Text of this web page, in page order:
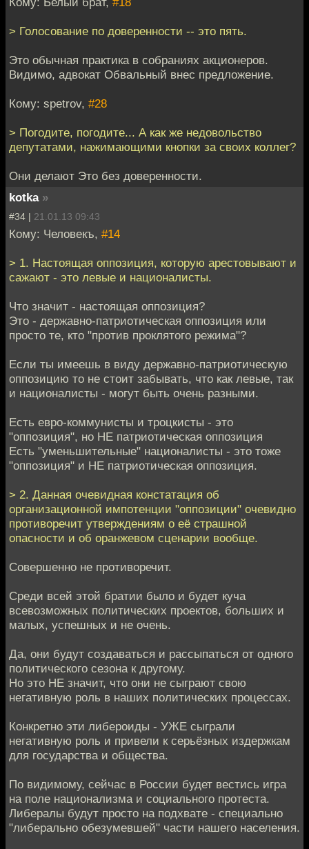
> Голосование по доверенности -- это пять.
Это обычная практика в собраниях акционеров.
Видимо, адвокат Обвальный внес предложение.
Кому: spetrov, #28
> Погодите, погодите... А как же недовольство
депутатами, нажимающими кнопки за своих коллег?
Они делают Это без доверенности.
kotka »
#34 | 21.01.13 09:43
Кому: Человекъ, #14
> 1. Настоящая оппозиция, которую арестовывают и
сажают - это левые и националисты.
Что значит - настоящая оппозиция?
Это - державно-патриотическая оппозиция или
просто те, кто "против проклятого режима"?
Если ты имеешь в виду державно-патриотическую
оппозицию то не стоит забывать, что как левые, так
и националисты - могут быть очень разными.
Есть евро-коммунисты и троцкисты - это
"оппозиция", но НЕ патриотическая оппозиция
Есть "уменьшительные" националисты - это тоже
"оппозиция" и НЕ патриотическая оппозиция.
> 2. Данная очевидная констатация об
организационной импотенции "оппозиции" очевидно
противоречит утверждениям о её страшной
опасности и об оранжевом сценарии вообще.
Совершенно не противоречит.
Среди всей этой братии было и будет куча
всевозможных политических проектов, больших и
малых, успешных и не очень.
Да, они будут создаваться и рассыпаться от одного
политического сезона к другому.
Но это НЕ значит, что они не сыграют свою
негативную роль в наших политических процессах.
Конкретно эти либероиды - УЖЕ сыграли
негативную роль и привели к серьёзных издержкам
для государства и общества.
По видимому, сейчас в России будет вестись игра
на поле национализма и социального протеста.
Либералы будут просто на подхвате - специально
"либерально обезумевшей" части нашего населения.